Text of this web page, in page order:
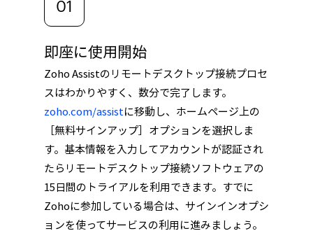
即座に使用開始
Zoho Assistのリモートデスクトップ接続プロセ
スはわかりやすく、数分で完了します。
zoho.com/assistに移動し、ホームページ上の
［無料サインアップ］オプションを選択しま
す。基本情報を入力してアカウントが認証され
たらリモートデスクトップ接続ソフトウェアの
15日間のトライアルを利用できます。すでに
Zohoに参加している場合は、サインインオプシ
ョンを使ってサービスの利用に進みましょう。